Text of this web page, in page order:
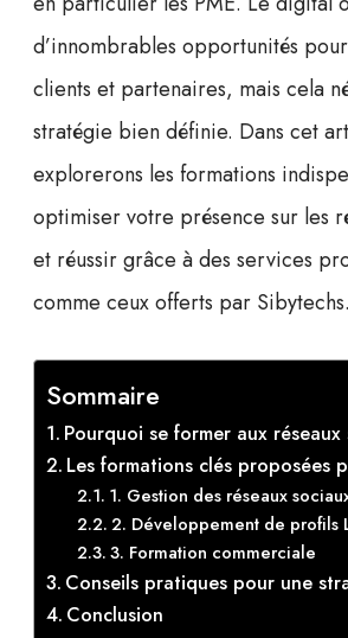
d’innombrables opportunités
clients et partenaires, mais cela
stratégie bien définie. Dans cet
explorerons les formations
optimiser votre présence sur les
et réussir grâce à des services
comme ceux offerts par Sibytechs.
Sommaire
Pourquoi se former aux réseaux
Les formations clés proposées
1. Gestion des réseaux
2. Développement de profils
3. Formation commerciale
Conseils pratiques pour une
Conclusion